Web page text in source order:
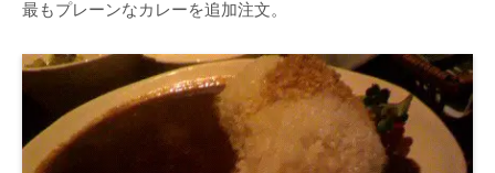
最もプレーンなカレーを追加注文。